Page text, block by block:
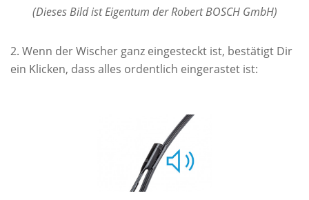
(Dieses Bild ist Eigentum der Robert BOSCH GmbH)
Wenn der Wischer ganz eingesteckt ist, bestätigt Dir
ein Klicken, dass alles ordentlich eingerastet ist: